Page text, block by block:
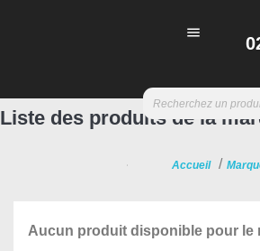

Liste des produits de la
Accueil
Aucun produit disponible pour le